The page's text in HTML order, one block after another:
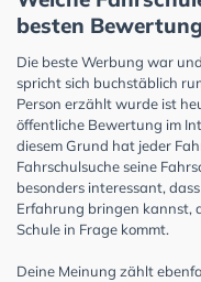
besten
Die beste Werbung war
spricht sich buchstäblich
Person erzählt wurde ist
öffentliche Bewertung im
diesem Grund hat jeder
Fahrschulsuche seine
besonders interessant,
Erfahrung bringen kannst,
Schule in Frage kommt.
Deine Meinung zählt